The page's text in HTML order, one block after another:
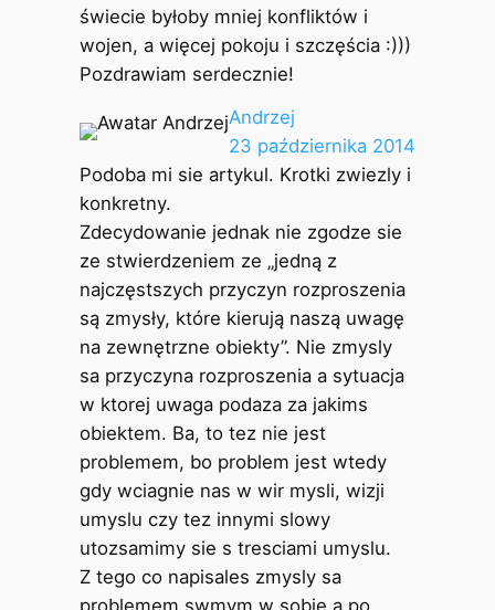
świecie byłoby mniej konfliktów i
wojen, a więcej pokoju i szczęścia :)))
Pozdrawiam serdecznie!
Andrzej
23 października 2014
Podoba mi sie artykul. Krotki zwiezly i
konkretny.
Zdecydowanie jednak nie zgodze sie
ze stwierdzeniem ze „jedną z
najczęstszych przyczyn rozproszenia
są zmysły, które kierują naszą uwagę
na zewnętrzne obiekty”. Nie zmysly
sa przyczyna rozproszenia a sytuacja
w ktorej uwaga podaza za jakims
obiektem. Ba, to tez nie jest
problemem, bo problem jest wtedy
gdy wciagnie nas w wir mysli, wizji
umyslu czy tez innymi slowy
utozsamimy sie s tresciami umyslu.
Z tego co napisales zmysly sa